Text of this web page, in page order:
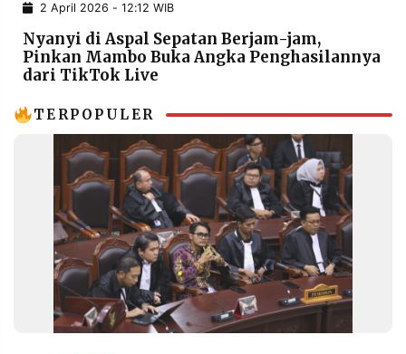
PENGADUAN TERM
OF
SERVICE
IKUTI
RESOLUSI
MEDIA
2 April 2026 - 12:12 WIB
Nyanyi di Aspal Sepatan Berjam-jam,
Pinkan Mambo Buka Angka Penghasilannya
dari TikTok Live
TERPOPULER